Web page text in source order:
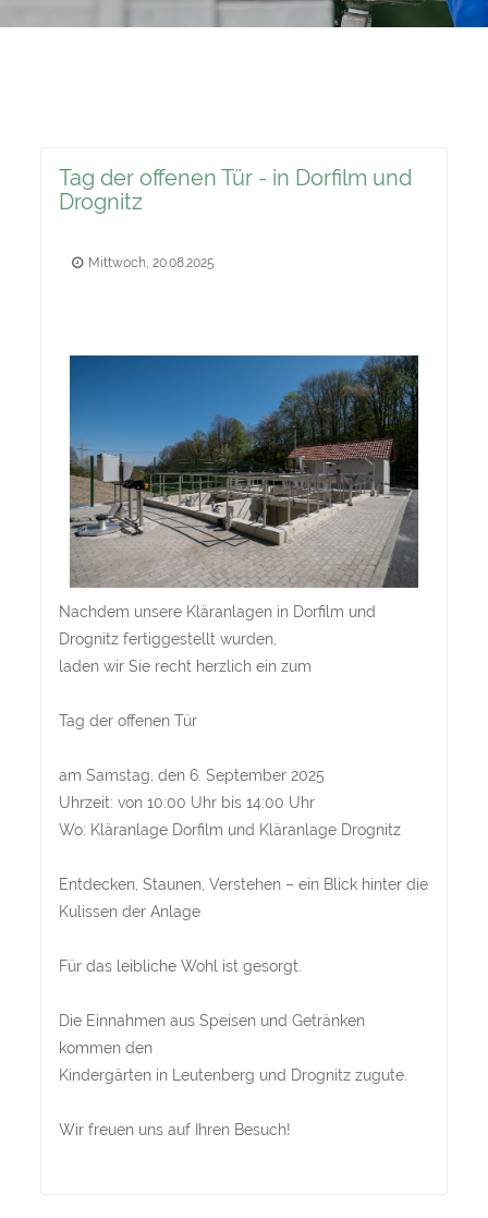
Tag der offenen Tür - in Dorfilm und
Drognitz
Mittwoch, 20.08.2025
Nachdem unsere Kläranlagen in Dorfilm und
Drognitz fertiggestellt wurden,
laden wir Sie recht herzlich ein zum
Tag der offenen Tür
am Samstag, den 6. September 2025
Uhrzeit: von 10:00 Uhr bis 14:00 Uhr
Wo: Kläranlage Dorfilm und Kläranlage Drognitz
Entdecken, Staunen, Verstehen – ein Blick hinter die
Kulissen der Anlage
Für das leibliche Wohl ist gesorgt.
Die Einnahmen aus Speisen und Getränken
kommen den
Kindergärten in Leutenberg und Drognitz zugute.
Wir freuen uns auf Ihren Besuch!